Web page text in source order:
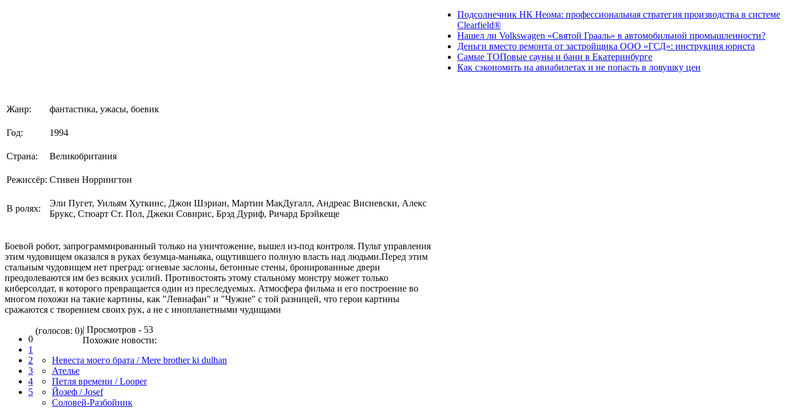
Жанр: фантастика, ужасы, боевик
Год: 1994
Страна: Великобритания
Режиссёр: Стивен Норрингтон
В ролях:
Эли Пугет, Уильям Хуткинс, Джон Шэриан, Мартин МакДугалл, Андреас Висневски, Алекс
Брукс, Стюарт Ст. Пол, Джеки Совирис, Брэд Дуриф, Ричард Брэйкеще
Боевой робот, запрограммированный только на уничтожение, вышел из-под контроля. Пульт управления
этим чудовищем оказался в руках безумца-маньяка, ощутившего полную власть над людьми.Перед этим
стальным чудовищем нет преград: огневые заслоны, бетонные стены, бронированные двери
преодолеваются им без всяких усилий. Противостоять этому стальному монстру может только
киберсолдат, в которого превращается один из преследуемых. Атмосфера фильма и его построение во
многом похожи на такие картины, как "Левиафан" и "Чужие" с той разницей, что герои картины
сражаются с творением своих рук, а не с инопланетными чудищами
0
1
2
3
4
5
(голосов: 0)| Просмотров - 53
Похожие новости:
Невеста моего брата / Mere brother ki dulhan
Ателье
Петля времени / Looper
Йозеф / Josef
Соловей-Разбойник
Подсолнечник НК Неома: профессиональная стратегия производства в системе
Clearfield®
Нашел ли Volkswagen «Святой Грааль» в автомобильной промышленности?
Деньги вместо ремонта от застройщика ООО «ГСД»: инструкция юриста
Самые ТОПовые сауны и бани в Екатеринбурге
Как сэкономить на авиабилетах и не попасть в ловушку цен